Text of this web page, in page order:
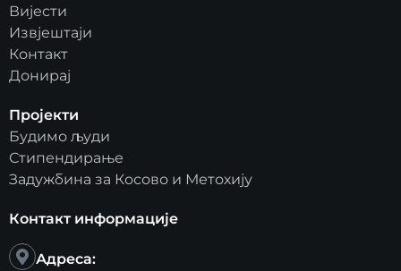
Вијести
Извјештаји
Контакт
Донирај
Пројекти
Будимо људи
Стипендирање
Задужбина за Косово и Метохију
Контакт информације
Адреса: